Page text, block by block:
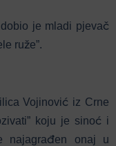
je mladi pjevač
ruže”.
Vojinović iz Crne
koju je sinoć i
najagrađen onaj u